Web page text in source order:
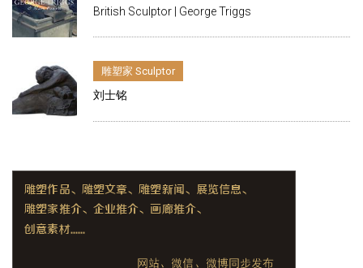
British Sculptor | George Triggs
雕塑家 Sculptor
刘士铭